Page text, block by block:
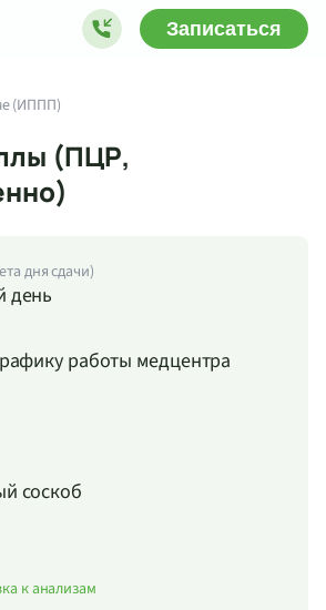
Записаться
(ИППП)
(ПЦР,
дня сдачи)
день
работы медцентра
соскоб
к анализам